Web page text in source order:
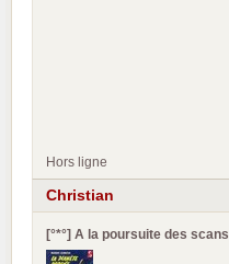
Hors ligne
Christian
[°*°] A la poursuite des scans